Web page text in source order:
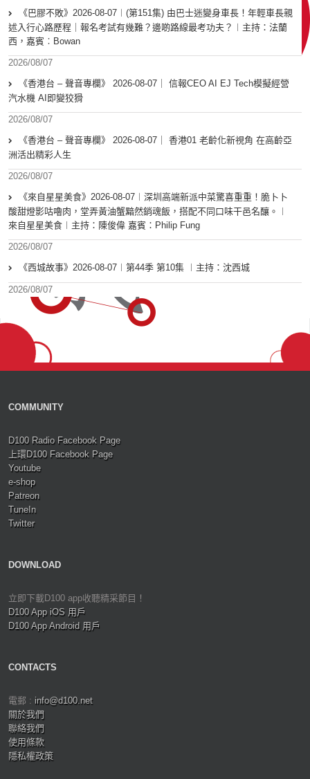
《巴膠不敗》2026-08-07︱(第151集) 由巴士迷變身車長！年輕車長親
述入行心路歷程｜報名考試有幾難？邊啲路線最考功夫？︱主持：法蘭
西，嘉賓︰Bowan
2026/08/07
《香港台 – 聲音專欄》 2026-08-07｜ 信報CEO AI EJ Tech模擬經營
汽水機 AI即變狡猾
2026/08/07
《香港台 – 聲音專欄》 2026-08-07｜ 香港01 老齡化新視角 在高齡亞
洲活出精彩人生
2026/08/07
《來自星星美食》2026-08-07︱深圳高端新派中菜驚喜重重！脆卜卜
酸甜燈影咕嚕肉，堂弄黃油蟹黯然銷魂飯，搭配不同口味干邑名釀。︱
來自星星美食︱主持：陳俊偉 嘉賓：Philip Fung
2026/08/07
《西城故事》2026-08-07︱第44季 第10集 ︱主持：沈西城
2026/08/07
COMMUNITY
D100 Radio Facebook Page
上環D100 Facebook Page
Youtube
e-shop
Patreon
TuneIn
Twitter
DOWNLOAD
立即下載D100 app收聽精采節目！
D100 App iOS 用戶
D100 App Android 用戶
CONTACTS
電郵 : info@d100.net
關於我們
聯絡我們
使用條款
隱私權政策